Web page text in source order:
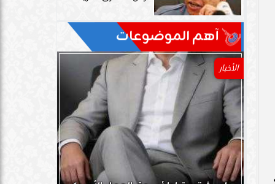
آهم الموضوعات
الأخبار